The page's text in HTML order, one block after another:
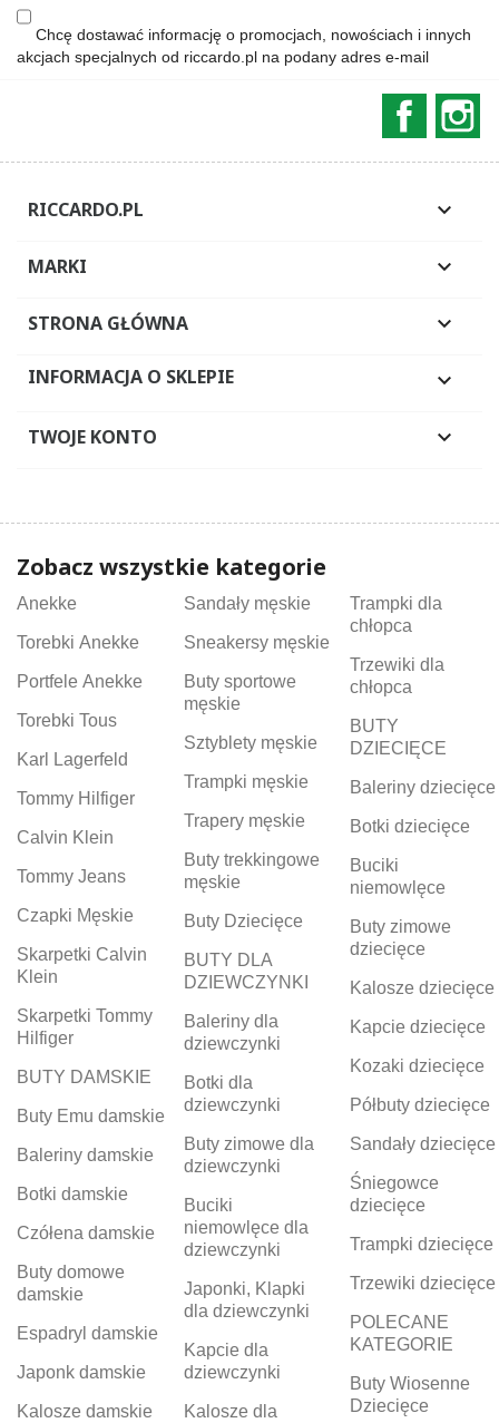
Chcę dostawać informację o promocjach, nowościach i innych
akcjach specjalnych od riccardo.pl na podany adres e-mail
RICCARDO.PL 
MARKI 
STRONA GŁÓWNA 
INFORMACJA O SKLEPIE 
TWOJE KONTO 
Zobacz wszystkie kategorie
Anekke
Torebki Anekke
Portfele Anekke
Torebki Tous
Karl Lagerfeld
Tommy Hilfiger
Calvin Klein
Tommy Jeans
Czapki Męskie
Skarpetki Calvin
Klein
Skarpetki Tommy
Hilfiger
BUTY DAMSKIE
Buty Emu damskie
Baleriny damskie
Botki damskie
Czółena damskie
Buty domowe
damskie
Espadryl damskie
Japonk damskie
Kalosze damskie
Sandały męskie
Sneakersy męskie
Buty sportowe
męskie
Sztyblety męskie
Trampki męskie
Trapery męskie
Buty trekkingowe
męskie
Buty Dziecięce
BUTY DLA
DZIEWCZYNKI
Baleriny dla
dziewczynki
Botki dla
dziewczynki
Buty zimowe dla
dziewczynki
Buciki
niemowlęce dla
dziewczynki
Japonki, Klapki
dla dziewczynki
Kapcie dla
dziewczynki
Kalosze dla
Trampki dla
chłopca
Trzewiki dla
chłopca
BUTY
DZIECIĘCE
Baleriny dziecięce
Botki dziecięce
Buciki
niemowlęce
Buty zimowe
dziecięce
Kalosze dziecięce
Kapcie dziecięce
Kozaki dziecięce
Półbuty dziecięce
Sandały dziecięce
Śniegowce
dziecięce
Trampki dziecięce
Trzewiki dziecięce
POLECANE
KATEGORIE
Buty Wiosenne
Dziecięce